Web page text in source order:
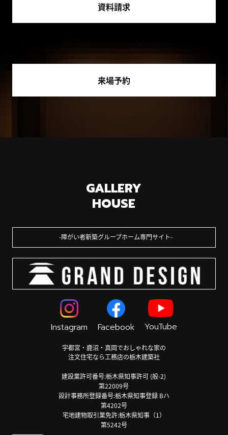
資料請求
来場予約
GALLERY
HOUSE
障がい者新築グループホーム専門サイト
Instagram Facebook YouTube
宇都宮・鹿沼・真岡でおしゃれな家の
注文住宅なら工務店の栃木建築社
建設業許可番号:栃木県知事許可 (般-2)
第22009号
設計事務所登録番号:栃木県知事登録 Bハ
第4202号
宅地建物取引業免許:栃木県知事（1）
第5242号